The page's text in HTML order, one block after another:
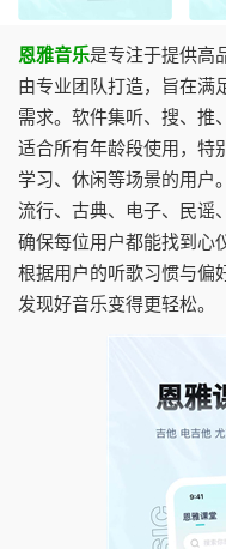
恩雅音乐是专注于提供高
由专业团队打造，旨在满
需求。软件集听、搜、推
适合所有年龄段使用，特
学习、休闲等场景的用户
流行、古典、电子、民谣
确保每位用户都能找到心
根据用户的听歌习惯与偏
发现好音乐变得更轻松。